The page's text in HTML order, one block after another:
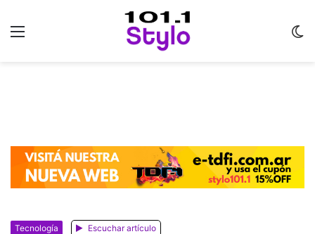
Tecnología Escuchar artículo